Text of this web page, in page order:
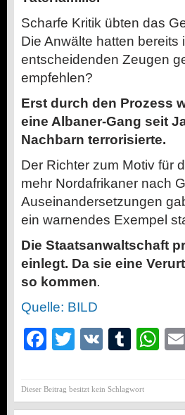
Scharfe Kritik übten das
Die Anwälte hatten
entscheidenden Zeugen
empfehlen?
Erst durch den Prozess
eine Albaner-Gang seit
Nachbarn terrorisierte.
Der Richter zum Motiv für
mehr Nordafrikaner nach
Auseinandersetzungen
ein warnendes Exempel
Die Staatsanwaltschaft
einlegt. Da sie eine
so kommen.
Quelle: BILD
Facebook
Twitter
VK
Dieser Beitrag besitzt kein Schlagwort